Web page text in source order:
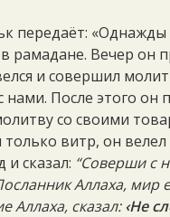
передаёт: «Однажды
рамадане. Вечер он
и совершил
нами. После этого он
со своими
только витр, он
сказал: “Соверши с
Аллаха, мир
Аллаха, сказал:‹Не